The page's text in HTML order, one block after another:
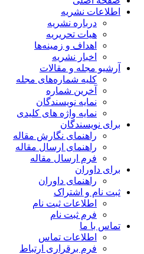
اطلاعات نشریه
درباره نشریه
هیات تحریریه
اهداف و زمینه‌ها
اخبار نشریه
آرشیو مجله و مقالات
کلیه شماره‌های مجله
آخرین شماره
نمایه نویسندگان
نمایه واژه های کلیدی
برای نویسندگان
راهنمای نگارش مقاله
راهنمای ارسال مقاله
فرم ارسال مقاله
برای داوران
راهنمای داوران
ثبت نام و اشتراک
اطلاعات ثبت نام
فرم ثبت نام
تماس با ما
اطلاعات تماس
فرم برقراری ارتباط